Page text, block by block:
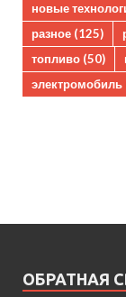
новые
разное (125)
топливо (50)
электромобиль
ОБРАТНАЯ